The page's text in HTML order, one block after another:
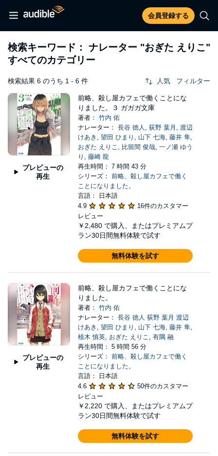
会員登録する
検索キーワード： ナレーター "おぎた えりこ"
すべてのカテゴリー
検索結果 6 のうち 1 - 6 件 人気 フィルター
プレビューの
再生
前略、殺し屋カフェで働くことにな
りました。３ ガガガ文庫
著者： 竹内 佑
ナレーター： 長谷 徳人 , 荻野 葉月 , 渡辺
けあき , 望田 ひまり , 山下 七海, 藤井 隼,
おぎた えりこ , 比留間 俊哉, 一ノ瀬 ゆう
り , 藤崎 龍
再生時間： 7 時間 43 分
シリーズ： 前略、殺し屋カフェで働く
ことになりました。
言語： 日本語
4.9
16件のカスタマー
レビュー
￥2,480 で購入、またはプレミアムプ
ラン30日間無料体験で試す
無料体験を試す
プレビューの
再生
前略、殺し屋カフェで働くことにな
りました。
著者： 竹内 佑
ナレーター： 長谷 徳人 荻野 葉月 渡辺
けあき , 望田 ひまり , 山下 七海, 藤井 隼,
植木 慎英, おぎた えりこ , 有隅 融
再生時間： 5 時間 56 分
シリーズ： 前略、殺し屋カフェで働く
ことになりました。
言語： 日本語
4.6
50件のカスタマー
レビュー
￥2,220 で購入、またはプレミアムプ
ラン30日間無料体験で試す
無料体験を試す